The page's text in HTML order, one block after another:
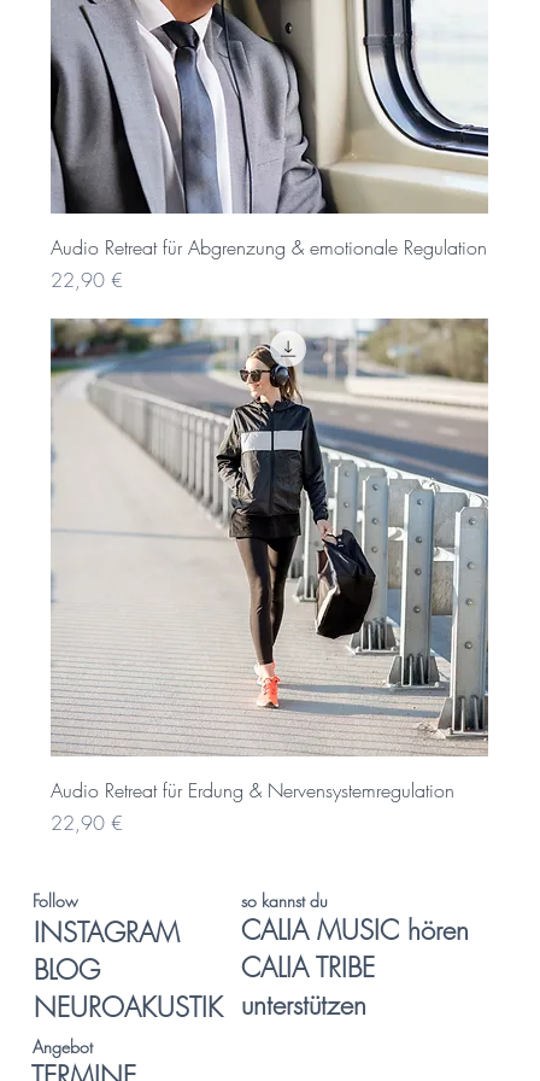
Audio Retreat für Abgrenzung & emotionale Regulation
Preis
22,90 €
Audio Retreat für Erdung & Nervensystemregulation
Preis
22,90 €
Follow
INSTAGRAM
BLOG
NEUROAKUSTIK
so kannst du
CALIA MUSIC hören
CALIA TRIBE
unterstützen
Angebot